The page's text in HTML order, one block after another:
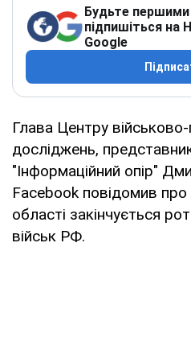
Будьте першими
підпишіться на
Google
Глава Центру військово-
досліджень,
"Інформаційний опір"
Facebook повідомив про
області закінчується
військ РФ.